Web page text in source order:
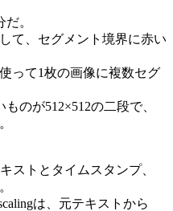
。
て、セグメント境界に赤い
って1枚の画像に複数セグ
のが512×512の二段で、
ストとタイムスタンプ、
は、元テキストから